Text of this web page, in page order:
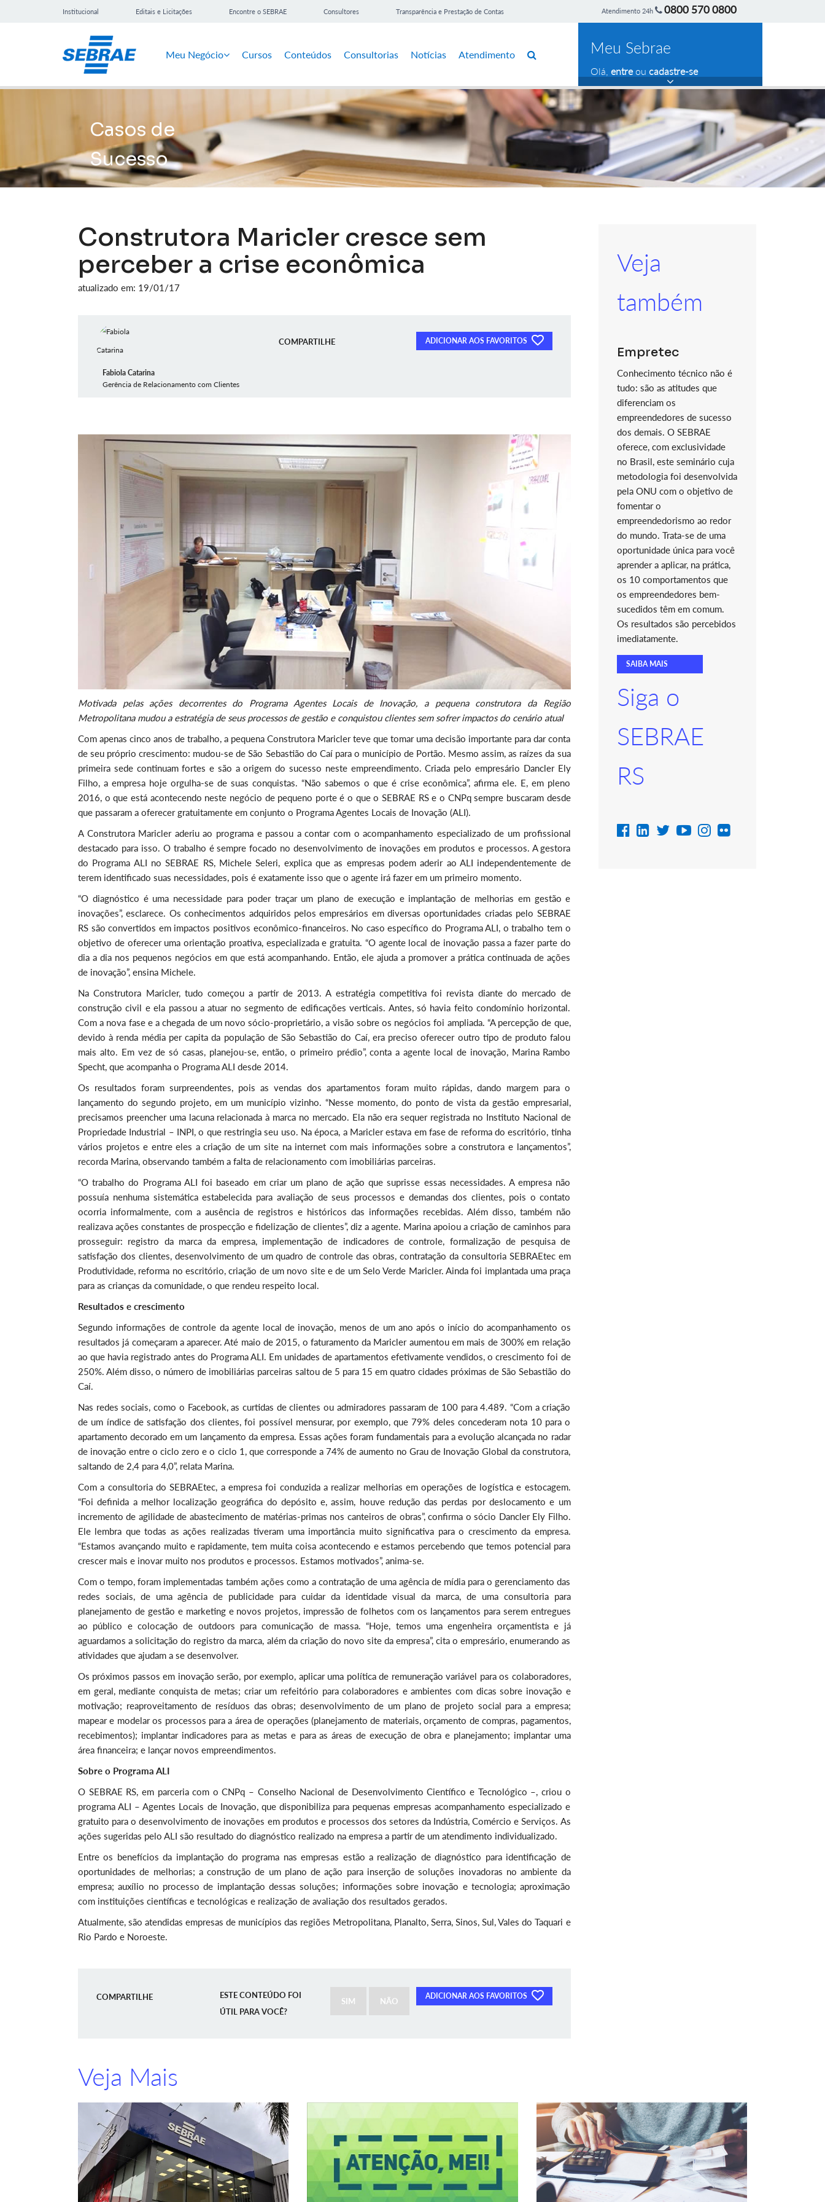
Institucional Editais e Licitações Encontre o SEBRAE Consultores Transparência e Prestação de Contas Atendimento 24h 0800 570 0800
Meu Negócio Cursos Conteúdos Consultorias Notícias Atendimento Meu Sebrae
Olá, entreou cadastre-se
Casos de
Sucesso
Construtora Maricler cresce sem
perceber a crise econômica
atualizado em: 19/01/17
Fabiola Catarina
Gerência de Relacionamento com Clientes
COMPARTILHE ADICIONAR AOS FAVORITOS
Motivada pelas ações decorrentes do Programa Agentes Locais de Inovação, a pequena construtora da Região
Metropolitana mudou a estratégia de seus processos de gestão e conquistou clientes sem sofrer impactos do cenário atual
Com apenas cinco anos de trabalho, a pequena Construtora Maricler teve que tomar uma decisão importante para dar conta
de seu próprio crescimento: mudou-se de São Sebastião do Caí para o município de Portão. Mesmo assim, as raízes da sua
primeira sede continuam fortes e são a origem do sucesso neste empreendimento. Criada pelo empresário Dancler Ely
Filho, a empresa hoje orgulha-se de suas conquistas. “Não sabemos o que é crise econômica”, afirma ele. E, em pleno
2016, o que está acontecendo neste negócio de pequeno porte é o que o SEBRAE RS e o CNPq sempre buscaram desde
que passaram a oferecer gratuitamente em conjunto o Programa Agentes Locais de Inovação (ALI).
A Construtora Maricler aderiu ao programa e passou a contar com o acompanhamento especializado de um profissional
destacado para isso. O trabalho é sempre focado no desenvolvimento de inovações em produtos e processos. A gestora
do Programa ALI no SEBRAE RS, Michele Seleri, explica que as empresas podem aderir ao ALI independentemente de
terem identificado suas necessidades, pois é exatamente isso que o agente irá fazer em um primeiro momento.
“O diagnóstico é uma necessidade para poder traçar um plano de execução e implantação de melhorias em gestão e
inovações”, esclarece. Os conhecimentos adquiridos pelos empresários em diversas oportunidades criadas pelo SEBRAE
RS são convertidos em impactos positivos econômico-financeiros. No caso específico do Programa ALI, o trabalho tem o
objetivo de oferecer uma orientação proativa, especializada e gratuita. “O agente local de inovação passa a fazer parte do
dia a dia nos pequenos negócios em que está acompanhando. Então, ele ajuda a promover a prática continuada de ações
de inovação”, ensina Michele.
Na Construtora Maricler, tudo começou a partir de 2013. A estratégia competitiva foi revista diante do mercado de
construção civil e ela passou a atuar no segmento de edificações verticais. Antes, só havia feito condomínio horizontal.
Com a nova fase e a chegada de um novo sócio-proprietário, a visão sobre os negócios foi ampliada. “A percepção de que,
devido à renda média per capita da população de São Sebastião do Caí, era preciso oferecer outro tipo de produto falou
mais alto. Em vez de só casas, planejou-se, então, o primeiro prédio”, conta a agente local de inovação, Marina Rambo
Specht, que acompanha o Programa ALI desde 2014.
Os resultados foram surpreendentes, pois as vendas dos apartamentos foram muito rápidas, dando margem para o
lançamento do segundo projeto, em um município vizinho. “Nesse momento, do ponto de vista da gestão empresarial,
precisamos preencher uma lacuna relacionada à marca no mercado. Ela não era sequer registrada no Instituto Nacional de
Propriedade Industrial – INPI, o que restringia seu uso. Na época, a Maricler estava em fase de reforma do escritório, tinha
vários projetos e entre eles a criação de um site na internet com mais informações sobre a construtora e lançamentos”,
recorda Marina, observando também a falta de relacionamento com imobiliárias parceiras.
“O trabalho do Programa ALI foi baseado em criar um plano de ação que suprisse essas necessidades. A empresa não
possuía nenhuma sistemática estabelecida para avaliação de seus processos e demandas dos clientes, pois o contato
ocorria informalmente, com a ausência de registros e históricos das informações recebidas. Além disso, também não
realizava ações constantes de prospecção e fidelização de clientes”, diz a agente. Marina apoiou a criação de caminhos para
prosseguir: registro da marca da empresa, implementação de indicadores de controle, formalização de pesquisa de
satisfação dos clientes, desenvolvimento de um quadro de controle das obras, contratação da consultoria SEBRAEtec em
Produtividade, reforma no escritório, criação de um novo site e de um Selo Verde Maricler. Ainda foi implantada uma praça
para as crianças da comunidade, o que rendeu respeito local.
Resultados e crescimento
Segundo informações de controle da agente local de inovação, menos de um ano após o início do acompanhamento os
resultados já começaram a aparecer. Até maio de 2015, o faturamento da Maricler aumentou em mais de 300% em relação
ao que havia registrado antes do Programa ALI. Em unidades de apartamentos efetivamente vendidos, o crescimento foi de
250%. Além disso, o número de imobiliárias parceiras saltou de 5 para 15 em quatro cidades próximas de São Sebastião do
Caí.
Nas redes sociais, como o Facebook, as curtidas de clientes ou admiradores passaram de 100 para 4.489. “Com a criação
de um índice de satisfação dos clientes, foi possível mensurar, por exemplo, que 79% deles concederam nota 10 para o
apartamento decorado em um lançamento da empresa. Essas ações foram fundamentais para a evolução alcançada no radar
de inovação entre o ciclo zero e o ciclo 1, que corresponde a 74% de aumento no Grau de Inovação Global da construtora,
saltando de 2,4 para 4,0”, relata Marina.
Com a consultoria do SEBRAEtec, a empresa foi conduzida a realizar melhorias em operações de logística e estocagem.
“Foi definida a melhor localização geográfica do depósito e, assim, houve redução das perdas por deslocamento e um
incremento de agilidade de abastecimento de matérias-primas nos canteiros de obras”, confirma o sócio Dancler Ely Filho.
Ele lembra que todas as ações realizadas tiveram uma importância muito significativa para o crescimento da empresa.
“Estamos avançando muito e rapidamente, tem muita coisa acontecendo e estamos percebendo que temos potencial para
crescer mais e inovar muito nos produtos e processos. Estamos motivados”, anima-se.
Com o tempo, foram implementadas também ações como a contratação de uma agência de mídia para o gerenciamento das
redes sociais, de uma agência de publicidade para cuidar da identidade visual da marca, de uma consultoria para
planejamento de gestão e marketing e novos projetos, impressão de folhetos com os lançamentos para serem entregues
ao público e colocação de outdoors para comunicação de massa. “Hoje, temos uma engenheira orçamentista e já
aguardamos a solicitação do registro da marca, além da criação do novo site da empresa”, cita o empresário, enumerando as
atividades que ajudam a se desenvolver.
Os próximos passos em inovação serão, por exemplo, aplicar uma política de remuneração variável para os colaboradores,
em geral, mediante conquista de metas; criar um refeitório para colaboradores e ambientes com dicas sobre inovação e
motivação; reaproveitamento de resíduos das obras; desenvolvimento de um plano de projeto social para a empresa;
mapear e modelar os processos para a área de operações (planejamento de materiais, orçamento de compras, pagamentos,
recebimentos); implantar indicadores para as metas e para as áreas de execução de obra e planejamento; implantar uma
área financeira; e lançar novos empreendimentos.
Sobre o Programa ALI
O SEBRAE RS, em parceria com o CNPq – Conselho Nacional de Desenvolvimento Científico e Tecnológico –, criou o
programa ALI – Agentes Locais de Inovação, que disponibiliza para pequenas empresas acompanhamento especializado e
gratuito para o desenvolvimento de inovações em produtos e processos dos setores da Indústria, Comércio e Serviços. As
ações sugeridas pelo ALI são resultado do diagnóstico realizado na empresa a partir de um atendimento individualizado.
Entre os benefícios da implantação do programa nas empresas estão a realização de diagnóstico para identificação de
oportunidades de melhorias; a construção de um plano de ação para inserção de soluções inovadoras no ambiente da
empresa; auxílio no processo de implantação dessas soluções; informações sobre inovação e tecnologia; aproximação
com instituições científicas e tecnológicas e realização de avaliação dos resultados gerados.
Atualmente, são atendidas empresas de municípios das regiões Metropolitana, Planalto, Serra, Sinos, Sul, Vales do Taquari e
Rio Pardo e Noroeste.
COMPARTILHE ADICIONAR AOS FAVORITOS
ESTE CONTEÚDO FOI
ÚTIL PARA VOCÊ?
SIM NÃO
Veja
também
Empretec
Conhecimento técnico não é
tudo: são as atitudes que
diferenciam os
empreendedores de sucesso
dos demais. O SEBRAE
oferece, com exclusividade
no Brasil, este seminário cuja
metodologia foi desenvolvida
pela ONU com o objetivo de
fomentar o
empreendedorismo ao redor
do mundo. Trata-se de uma
oportunidade única para você
aprender a aplicar, na prática,
os 10 comportamentos que
os empreendedores bem-
sucedidos têm em comum.
Os resultados são percebidos
imediatamente.
SAIBA MAIS
Siga o
SEBRAE
RS
Veja Mais